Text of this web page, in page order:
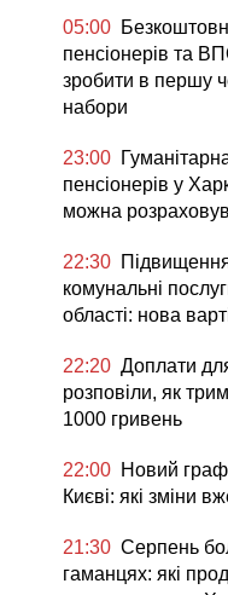
05:00
пенсіонерів та
зробити в першу
набори
23:00
пенсіонерів у
можна
22:30
комунальні
області: нова
22:20 Доплати
розповіли, як
1000 гривень
22:00 Новий
Києві: які зміни
21:30 Серпень
гаманцях: які